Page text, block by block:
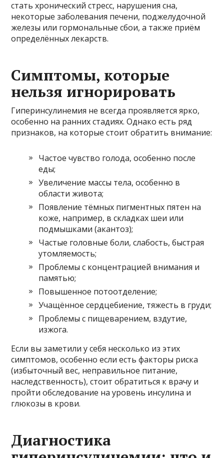
стать хронический стресс, нарушения сна,
некоторые заболевания печени, поджелудочной
железы или гормональные сбои, а также приём
определённых лекарств.
Симптомы, которые
нельзя игнорировать
Гиперинсулинемия не всегда проявляется ярко,
особенно на ранних стадиях. Однако есть ряд
признаков, на которые стоит обратить внимание:
Частое чувство голода, особенно после
еды;
Увеличение массы тела, особенно в
области живота;
Появление тёмных пигментных пятен на
коже, например, в складках шеи или
подмышками (акантоз);
Частые головные боли, слабость, быстрая
утомляемость;
Проблемы с концентрацией внимания и
памятью;
Повышенное потоотделение;
Учащённое сердцебиение, тяжесть в груди;
Проблемы с пищеварением, вздутие,
изжога.
Если вы заметили у себя несколько из этих
симптомов, особенно если есть факторы риска
(избыточный вес, неправильное питание,
наследственность), стоит обратиться к врачу и
пройти обследование на уровень инсулина и
глюкозы в крови.
Диагностика